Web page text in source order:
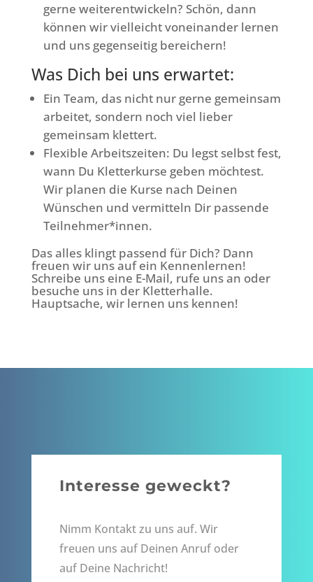
gerne weiterentwickeln? Schön, dann
können wir vielleicht voneinander lernen
und uns gegenseitig bereichern!
Was Dich bei uns erwartet:
Ein Team, das nicht nur gerne gemeinsam
arbeitet, sondern noch viel lieber
gemeinsam klettert.
Flexible Arbeitszeiten: Du legst selbst fest,
wann Du Kletterkurse geben möchtest.
Wir planen die Kurse nach Deinen
Wünschen und vermitteln Dir passende
Teilnehmer*innen.
Das alles klingt passend für Dich? Dann
freuen wir uns auf ein Kennenlernen!
Schreibe uns eine E-Mail, rufe uns an oder
besuche uns in der Kletterhalle.
Hauptsache, wir lernen uns kennen!
Interesse geweckt?
Nimm Kontakt zu uns auf. Wir
freuen uns auf Deinen Anruf oder
auf Deine Nachricht!